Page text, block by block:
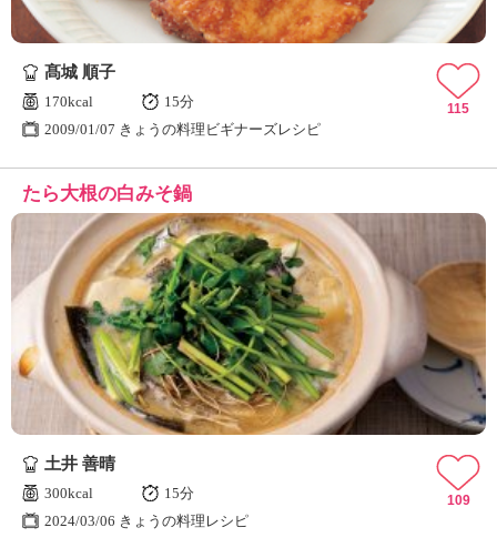
髙城 順子
170kcal
15分
2009/01/07 きょうの料理ビギナーズレシピ
115
たら大根の白みそ鍋
土井 善晴
300kcal
15分
2024/03/06 きょうの料理レシピ
109